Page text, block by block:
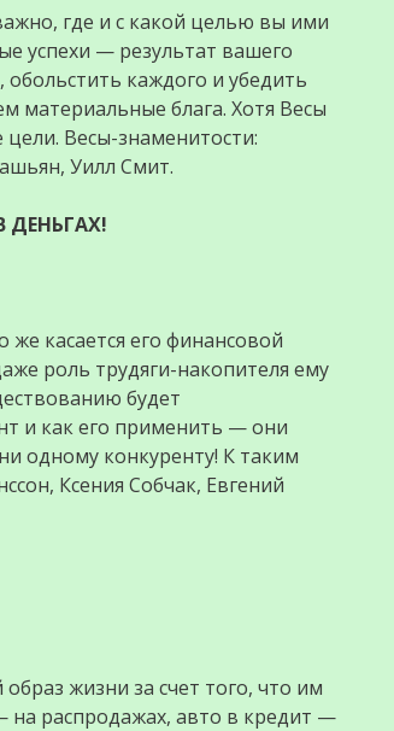
где и с какой целью вы ими
успехи — результат вашего
каждого и убедить
материальные блага. Хотя Весы
Весы-знаменитости:
Уилл Смит.
касается его финансовой
роль трудяги-накопителя ему
будет
и как его применить — они
одному конкуренту! К таким
Ксения Собчак, Евгений
жизни за счет того, что им
на распродажах, авто в кредит —